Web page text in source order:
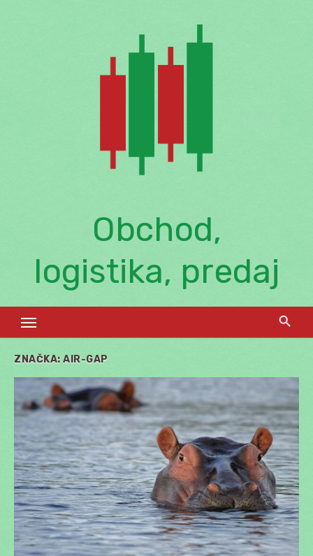
Obchod,
logistika, predaj
ZNAČKA: AIR-GAP